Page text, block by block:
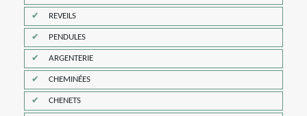
REVEILS
PENDULES
ARGENTERIE
CHEMINÉES
CHENETS